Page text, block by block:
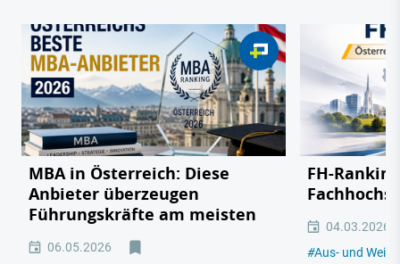
MBA in Österreich: Diese
Anbieter überzeugen
Führungskräfte am meisten
06.05.2026
FH-
04.03.2026
#Aus- und